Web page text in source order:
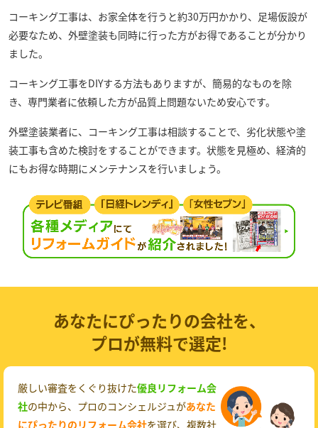
コーキング工事は、お家全体を行うと約30万円かかり、足場仮設が
必要なため、外壁塗装も同時に行った方がお得であることが分かり
ました。
コーキング工事をDIYする方法もありますが、簡易的なものを除
き、専門業者に依頼した方が品質上問題ないため安心です。
外壁塗装業者に、コーキング工事は相談することで、劣化状態や塗
装工事も含めた検討をすることができます。状態を見極め、経済的
にもお得な時期にメンテナンスを行いましょう。
あなたにぴったりの会社を、
プロが無料で選定!
厳しい審査をくぐり抜けた優良リフォーム会
社の中から、プロのコンシェルジュがあなた
にぴったりのリフォーム会社を選び、複数社